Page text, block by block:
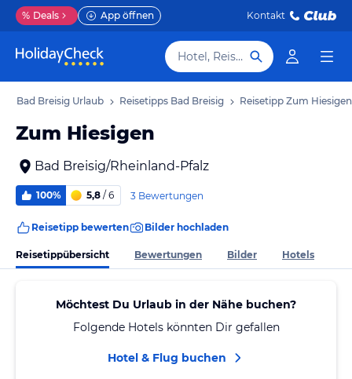
% Deals App öffnen Kontakt
Hotel, Reiseziel
Bad Breisig Urlaub Reisetipps Bad Breisig Reisetipp Zum Hiesigen
Zum Hiesigen
Bad Breisig/Rheinland-Pfalz
100% 5,8 / 6 3 Bewertungen
Reisetipp bewerten Bilder hochladen
Reisetippübersicht Bewertungen Bilder Hotels
Möchtest Du Urlaub in der Nähe buchen?
Folgende Hotels könnten Dir gefallen
Hotel & Flug buchen